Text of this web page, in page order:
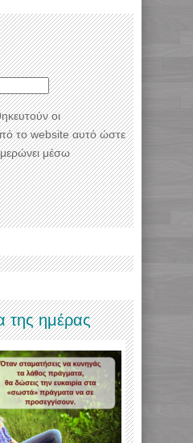
οι
το website αυτό ώστε
μέσω
της ημέρας